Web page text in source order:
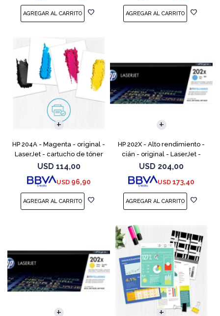
HP 204A - Magenta - original -
LaserJet - cartucho de tóner
(CF513A) - para Color LaserJet
Pro M154a, M154nw, MFP
M180n, MFP M18
USD 114,00
USD 96,90
HP 202X - Alto rendimiento -
cián - original - LaserJet -
cartucho de tóner (CF501X) -
para Color LaserJet Pro
M254dw, M254nw, M
USD 204,00
USD 173,40